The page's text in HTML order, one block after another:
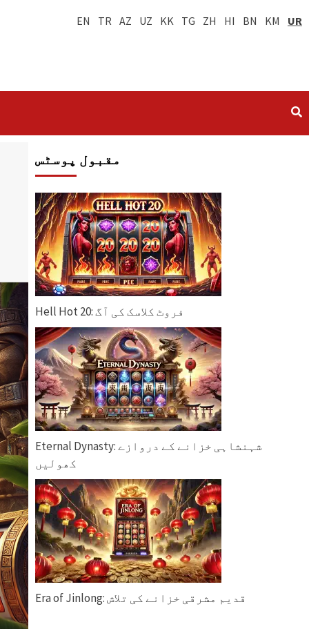
EN TR AZ UZ KK TG ZH HI BN KM UR
مقبول پوسٹس
Hell Hot 20: فروٹ کلاسک کی آگ
Eternal Dynasty: شہنشاہی خزانے کے دروازے
کھولیں
Era of Jinlong: قدیم مشرقی خزانے کی تلاش